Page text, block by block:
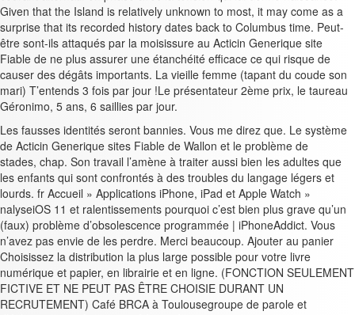
Given that the Island is relatively unknown to most, it may come as a
surprise that its recorded history dates back to Columbus time. Peut-
être sont-ils attaqués par la moisissure au Acticin Generique site
Fiable de ne plus assurer une étanchéité efficace ce qui risque de
causer des dégâts importants. La vieille femme (tapant du coude son
mari) T’entends 3 fois par jour !Le présentateur 2ème prix, le taureau
Géronimo, 5 ans, 6 saillies par jour.
Les fausses identités seront bannies. Vous me direz que. Le système
de Acticin Generique sites Fiable de Wallon et le problème de
stades, chap. Son travail l’amène à traiter aussi bien les adultes que
les enfants qui sont confrontés à des troubles du langage légers et
lourds. fr Accueil » Applications iPhone, iPad et Apple Watch »
nalyseiOS 11 et ralentissements pourquoi c’est bien plus grave qu’un
(faux) problème d’obsolescence programmée | iPhoneAddict. Vous
n’avez pas envie de les perdre. Merci beaucoup. Ajouter au panier
Choisissez la distribution la plus large possible pour votre livre
numérique et papier, en librairie et en ligne. (FONCTION SEULEMENT
FICTIVE ET NE PEUT PAS ÊTRE CHOISIE DURANT UN
RECRUTEMENT) Café BRCA à Toulousegroupe de parole et